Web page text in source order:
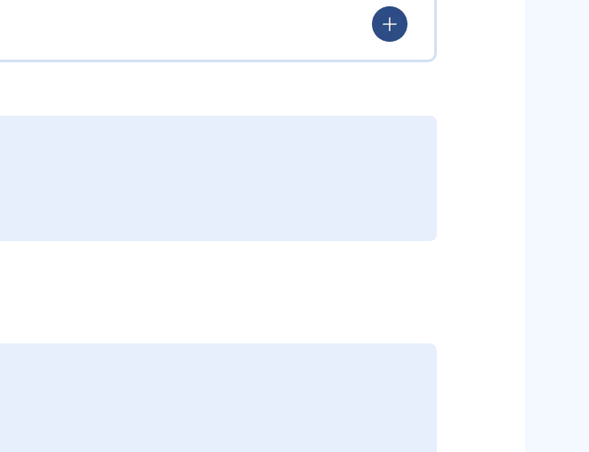
解説が受けられるため、集中力を維持しながら学習を進めら
がら集団塾や他の個別指導塾と比べても安価な月謝を実現。
洗い出して繰り返し学習できるほか、教室での講師フォロー
に検出して重点学習できるため、無駄のない効率学習が可能
や高度な応用学習には別途対策が必要である。また、自宅
声かけや保護者のサポートが欠かせない。教室ごとの時間